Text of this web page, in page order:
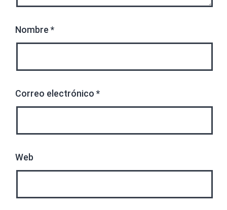
Nombre *
Correo electrónico *
Web